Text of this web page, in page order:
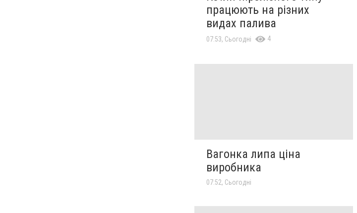
працюють на різних
видах палива
07:53, Сьогодні 4
Вагонка липа ціна
виробника
07:52, Сьогодні